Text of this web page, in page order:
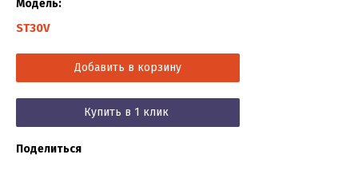
Модель:
ST30V
Добавить в корзину
Купить в 1 клик
Поделиться